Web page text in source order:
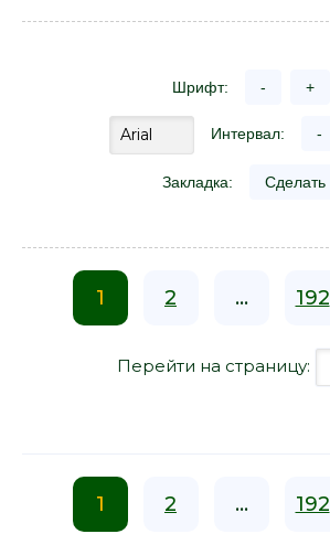
Шрифт: - +
Интервал: -
Закладка: Сделать
1 2 ... 192
Перейти на страницу:
1 2 ... 192